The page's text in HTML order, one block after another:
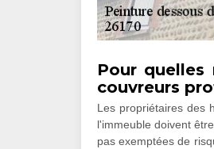
Pour
couvreurs
Les propriétaires des
l'immeuble doivent
pas exemptées de